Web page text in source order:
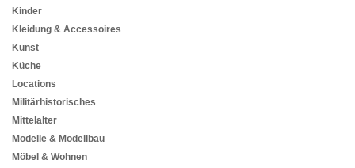
Kinder
Kleidung & Accessoires
Kunst
Küche
Locations
Militärhistorisches
Mittelalter
Modelle & Modellbau
Möbel & Wohnen